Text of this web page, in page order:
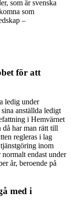
som är svenska
som
–
för att
ledig under
anställda ledigt
i Hemvärnet
har man rätt till
regleras i lag
inom
endast under
år, beroende på
med i